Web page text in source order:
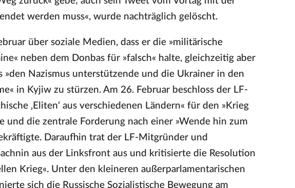
werden muss«, wurde nachträglich gelöscht.
über soziale Medien, dass er die »militärische
neben dem Donbas für »falsch« halte, gleichzeitig aber
»den Nazismus unterstützende und die Ukrainer in den
in Kyjiw zu stürzen. Am 26. Februar beschloss der LF-
‚Eliten‘ aus verschiedenen Ländern« für den »Krieg
und die zentrale Forderung nach einer »Wende hin zum
Daraufhin trat der LF-Mitgründer und
aus der Linksfront aus und kritisierte die Resolution
Krieg«. Unter den kleineren außerparlamentarischen
sich die Russische Sozialistische Bewegung am